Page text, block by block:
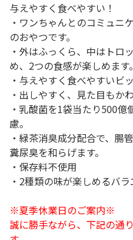
与えやすく食べやすい！
・ワンちゃんとのコミュニ
のおやつです。
・外はふっくら、中はトロ
め、2つの食感が楽しめます。
・与えやすく食べやすいビ
・出しやすく、見た目もか
・乳酸菌を1袋当たり500
慮。
・緑茶消臭成分配合で、腸
糞尿臭を和らげます。
・保存料不使用
・2種類の味が楽しめるバ
※夏季休業日のご案内※
誠に勝手ながら、下記の通